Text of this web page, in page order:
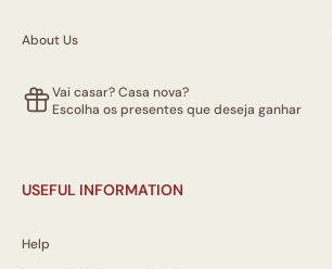
About Us
Vai casar? Casa nova?
Escolha os presentes que deseja ganhar
USEFUL INFORMATION
Help